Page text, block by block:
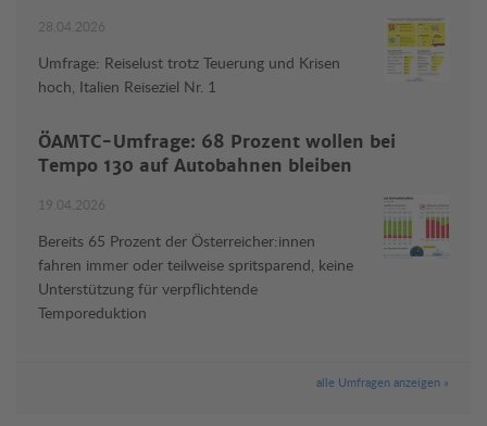
28.04.2026
Umfrage: Reiselust trotz Teuerung und Krisen
hoch, Italien Reiseziel Nr. 1
ÖAMTC-Umfrage: 68 Prozent wollen bei
Tempo 130 auf Autobahnen bleiben
19.04.2026
Bereits 65 Prozent der Österreicher:innen
fahren immer oder teilweise spritsparend, keine
Unterstützung für verpflichtende
Temporeduktion
alle Umfragen anzeigen »